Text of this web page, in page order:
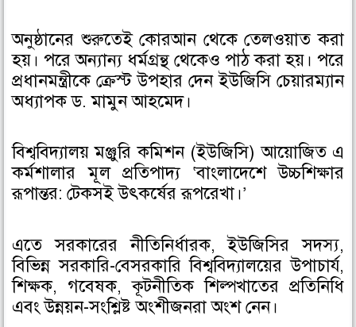
অনুষ্ঠানের শুরুতেই কোরআন থেকে তেলওয়াত করা
হয়। পরে অন্যান্য ধর্মগ্রন্থ থেকেও পাঠ করা হয়। পরে
প্রধানমন্ত্রীকে ক্রেস্ট উপহার দেন ইউজিসি চেয়ারম্যান
অধ্যাপক ড. মামুন আহমেদ।
বিশ্ববিদ্যালয় মঞ্জুরি কমিশন (ইউজিসি) আয়োজিত এ
কর্মশালার মূল প্রতিপাদ্য ‘বাংলাদেশে উচ্চশিক্ষার
রূপান্তর: টেকসই উৎকর্ষের রূপরেখা।’
এতে সরকারের নীতিনির্ধারক, ইউজিসির সদস্য,
বিভিন্ন সরকারি-বেসরকারি বিশ্ববিদ্যালয়ের উপাচার্য,
শিক্ষক, গবেষক, কূটনীতিক শিল্পখাতের প্রতিনিধি
এবং উন্নয়ন-সংশ্লিষ্ট অংশীজনরা অংশ নেন।